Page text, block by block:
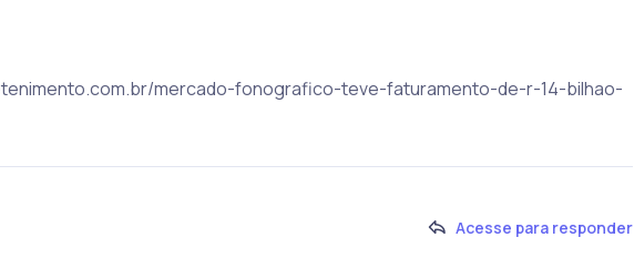
mercado-fonografico-teve-faturamento-de-r-14-bilhao-
Acesse para responder